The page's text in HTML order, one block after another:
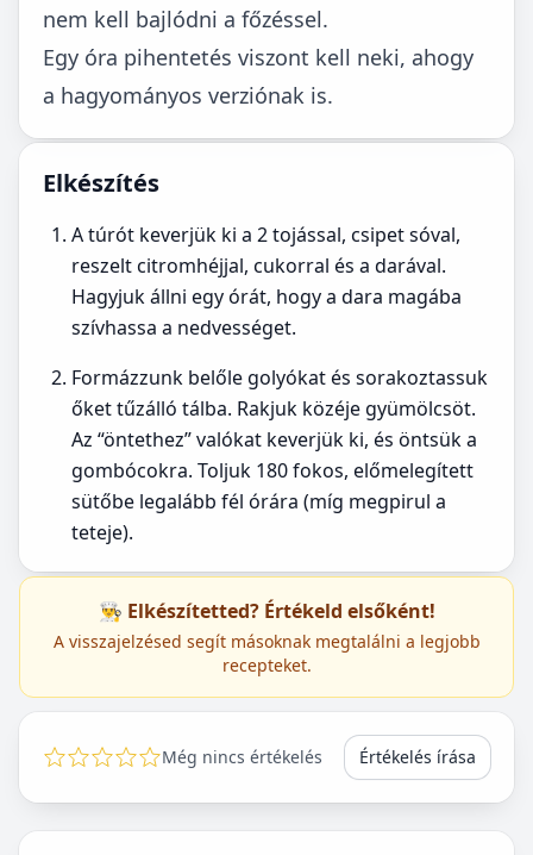
nem kell bajlódni a főzéssel.
Egy óra pihentetés viszont kell neki, ahogy
a hagyományos verziónak is.
Elkészítés
A túrót keverjük ki a 2 tojással, csipet sóval,
reszelt citromhéjjal, cukorral és a darával.
Hagyjuk állni egy órát, hogy a dara magába
szívhassa a nedvességet.
Formázzunk belőle golyókat és sorakoztassuk
őket tűzálló tálba. Rakjuk közéje gyümölcsöt.
Az “öntethez” valókat keverjük ki, és öntsük a
gombócokra. Toljuk 180 fokos, előmelegített
sütőbe legalább fél órára (míg megpirul a
teteje).
👨‍🍳 Elkészítetted? Értékeld elsőként!
A visszajelzésed segít másoknak megtalálni a legjobb
recepteket.
Még nincs értékelés Értékelés írása